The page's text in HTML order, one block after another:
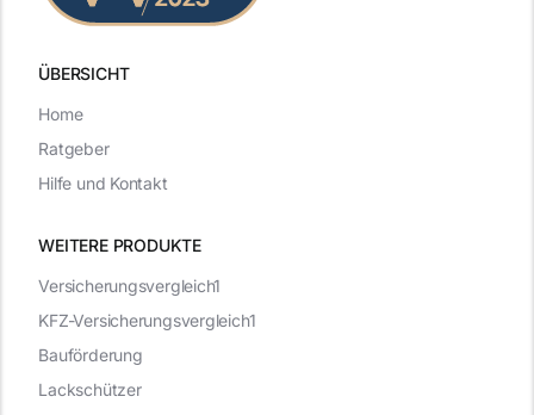
ÜBERSICHT
WEITERE PRODUKTE
Versicherungsvergleich1
KFZ-Versicherungsvergleich1
Bauförderung
Lackschützer
Home
Ratgeber
Hilfe und Kontakt